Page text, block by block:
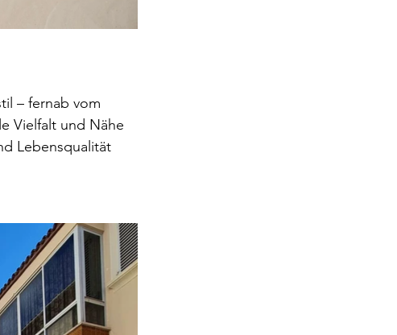
– fernab vom
Vielfalt und Nähe
Lebensqualität